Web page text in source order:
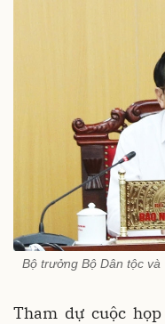
Bộ trưởng Bộ Dân tộc
Tham dự cuộc